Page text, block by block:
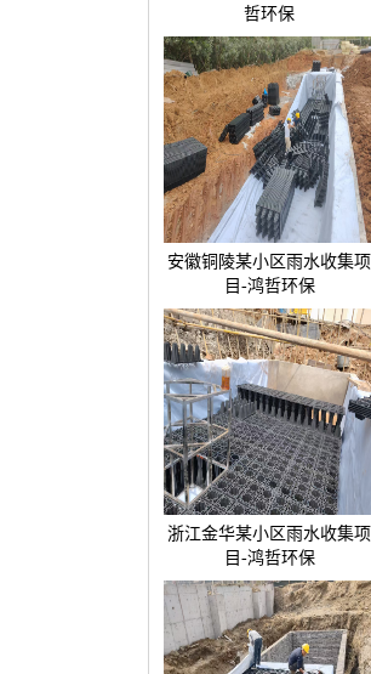
哲环保
安徽铜陵某小区雨水收集项
目-鸿哲环保
浙江金华某小区雨水收集项
目-鸿哲环保